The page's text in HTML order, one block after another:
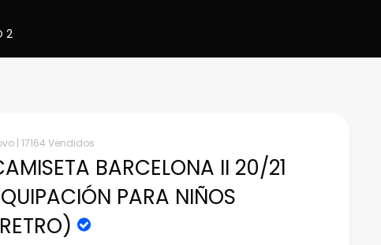
2
| 17164 Vendidos
BARCELONA II 20/21
PARA NIÑOS